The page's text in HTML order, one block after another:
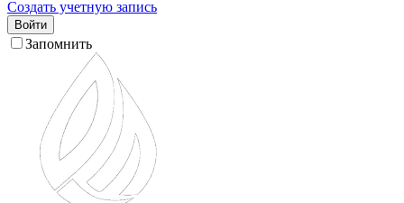
Создать учетную запись
Войти
Запомнить